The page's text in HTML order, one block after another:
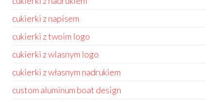
cukierki z napisem
cukierki z twoim logo
cukierki z wlasnym logo
cukierki z własnym nadrukiem
custom aluminum boat design